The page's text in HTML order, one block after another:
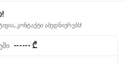
კონტაქტი აბედნიერებს!
------₾